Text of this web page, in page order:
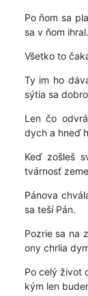
Po ňom sa
sa v ňom ihral.
Všetko to
Ty im ho
sýtia sa
Len čo
dych a hneď
Keď zošleš
tvárnosť
Pánova
sa teší Pán.
Pozrie sa na
ony chrlia
Po celý život
kým len